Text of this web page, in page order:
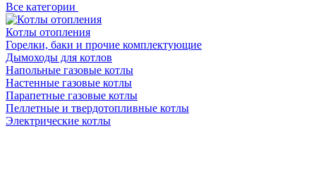
Все категории
Котлы отопления
Горелки, баки и прочие комплектующие
Дымоходы для котлов
Напольные газовые котлы
Настенные газовые котлы
Парапетные газовые котлы
Пеллетные и твердотопливные котлы
Электрические котлы